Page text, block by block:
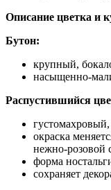
Описание цветка и
Бутон:
крупный,
Распустившийся
окраска
форма
сохраняет